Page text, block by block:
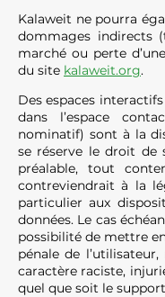
Kalaweit ne pourra
dommages indirects
marché ou perte
du site kalaweit.org.
Des espaces
dans l’espace
nominatif) sont à la
se réserve le droit de
préalable, tout
contreviendrait à la
particulier aux
données. Le cas
possibilité de mettre
pénale de
caractère raciste,
quel que soit le